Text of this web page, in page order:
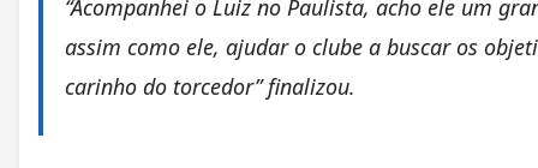
“Acompanhei o Luiz no Paulista, acho ele um
assim como ele, ajudar o clube a buscar os
carinho do torcedor” finalizou.